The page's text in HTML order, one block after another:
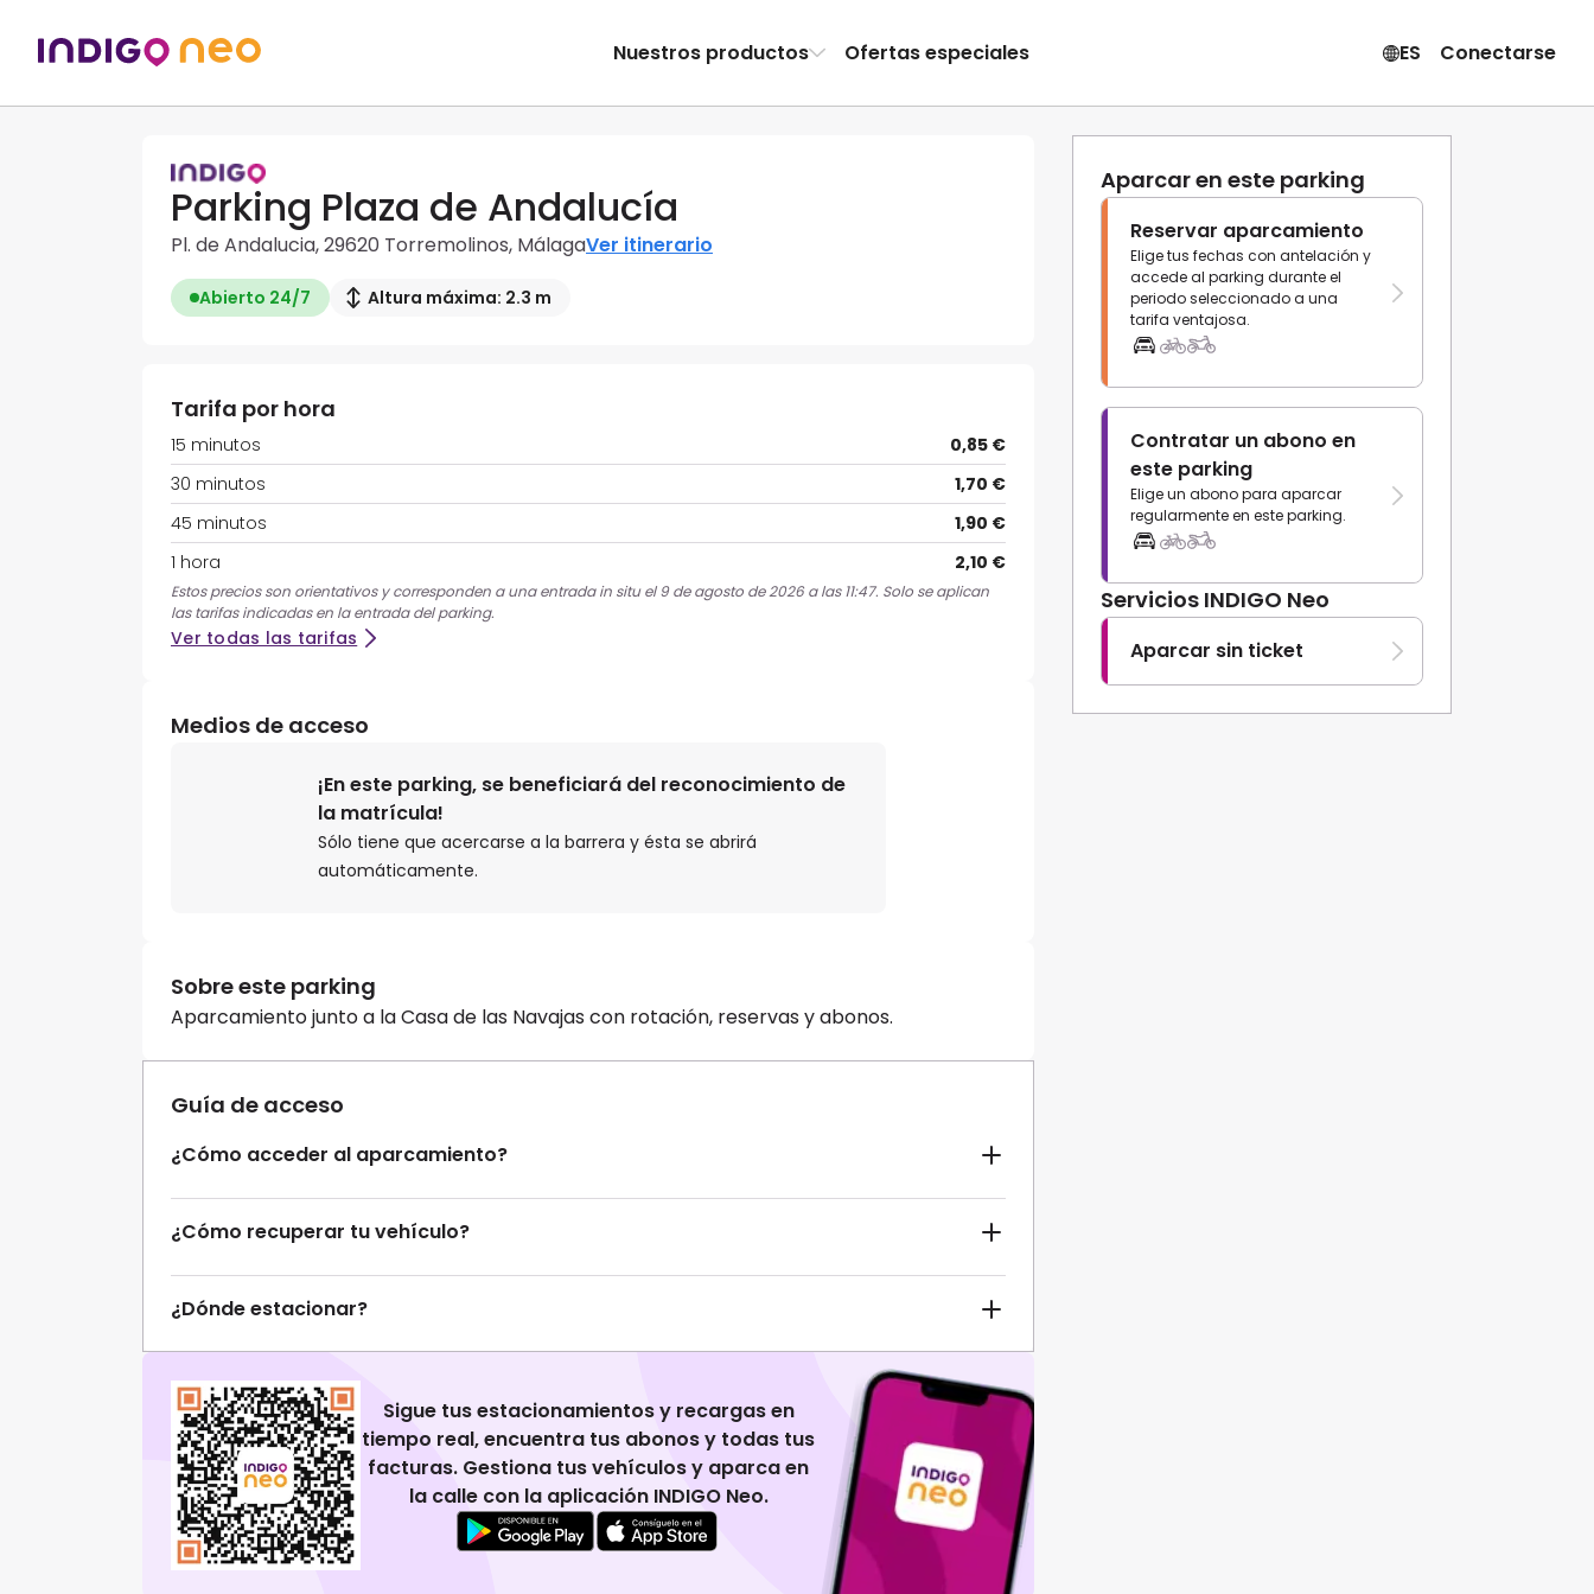
Nuestros productos Ofertas especiales ES Conectarse
Parking Plaza de Andalucía
Pl. de Andalucia, 29620 Torremolinos, MálagaVer itinerario
Abierto 24/7 Altura máxima: 2.3 m
Aparcar en este parking
Reservar aparcamiento
Elige tus fechas con antelación y
accede al parking durante el
periodo seleccionado a una
tarifa ventajosa.
Contratar un abono en
este parking
Elige un abono para aparcar
regularmente en este parking.
Servicios INDIGO Neo
Aparcar sin ticket
Tarifa por hora
15 minutos
0,85 €
30 minutos
1,70 €
45 minutos
1,90 €
1 hora
2,10 €
Estos precios son orientativos y corresponden a una entrada in situ el 9 de agosto de 2026 a las 11:47. Solo se aplican
las tarifas indicadas en la entrada del parking.
Ver todas las tarifas
Medios de acceso
¡En este parking, se beneficiará del reconocimiento de
la matrícula!
Sólo tiene que acercarse a la barrera y ésta se abrirá
automáticamente.
Sobre este parking
Aparcamiento junto a la Casa de las Navajas con rotación, reservas y abonos.
Guía de acceso
¿Cómo acceder al aparcamiento?
¿Cómo recuperar tu vehículo?
¿Dónde estacionar?
Sigue tus estacionamientos y recargas en
tiempo real, encuentra tus abonos y todas tus
facturas. Gestiona tus vehículos y aparca en
la calle con la aplicación INDIGO Neo.